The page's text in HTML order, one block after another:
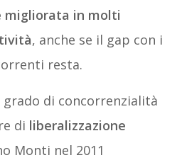
migliorata in molti
, anche se il gap con i
resta.
di concorrenzialità
di liberalizzazione
Monti nel 2011